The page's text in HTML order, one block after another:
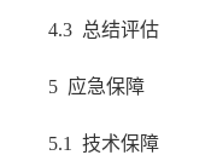
4.3 总结评估
5 应急保障
5.1 技术保障